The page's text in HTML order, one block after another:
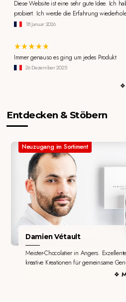
Diese Website ist eine sehr gute Idee. Ich
probiert. Ich werde die Erfahrung
18 Januar 2026
Immer genauso es ging um jedes Produkt
26 Dezember 2025
Entdecken & Stöbern
Neuzugang im Sortiment
Damien Vétault
Meister-Chocolatier in Angers.
kreative Kreationen für gemeinsame